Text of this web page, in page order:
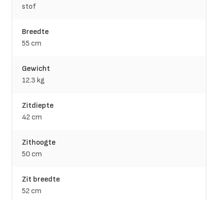
stof
Breedte
55 cm
Gewicht
12.3 kg
Zitdiepte
42 cm
Zithoogte
50 cm
Zit breedte
52 cm